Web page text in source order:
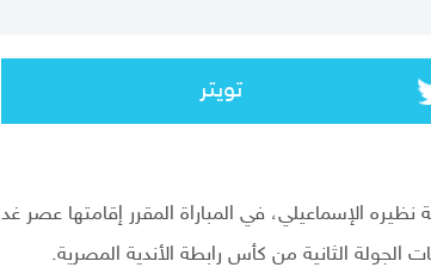
تويتر
نظيره الإسماعيلي، في المباراة المقرر إقامتها عصر غد
الثانية من كأس رابطة الأندية المصرية.